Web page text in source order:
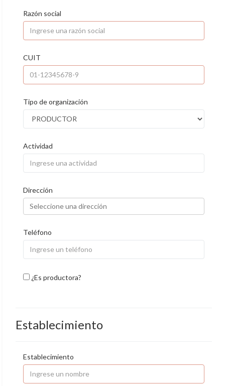
Razón social
CUIT
Tipo de organización
Actividad
Dirección
Teléfono
¿Es productora?
Establecimiento
Establecimiento